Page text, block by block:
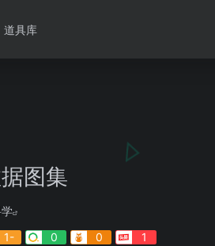
道具库
图集
1- 0 0 1